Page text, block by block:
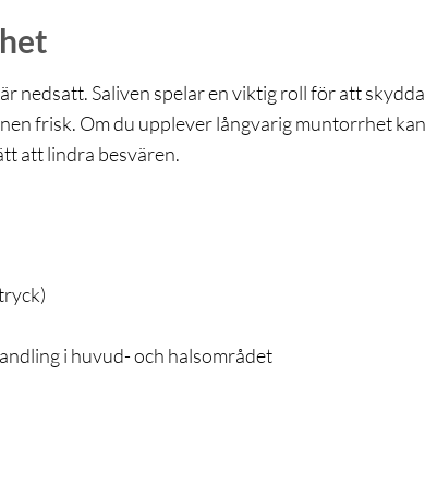
nedsatt. Saliven spelar en viktig roll för att skydda
frisk. Om du upplever långvarig muntorrhet
att lindra besvären.
i huvud- och halsområdet